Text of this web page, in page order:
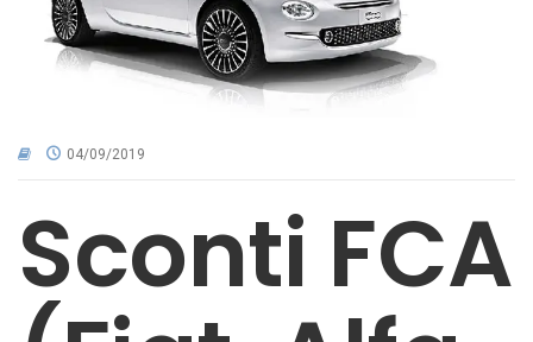
AREA RISERVATA
04/09/2019
Sconti FCA